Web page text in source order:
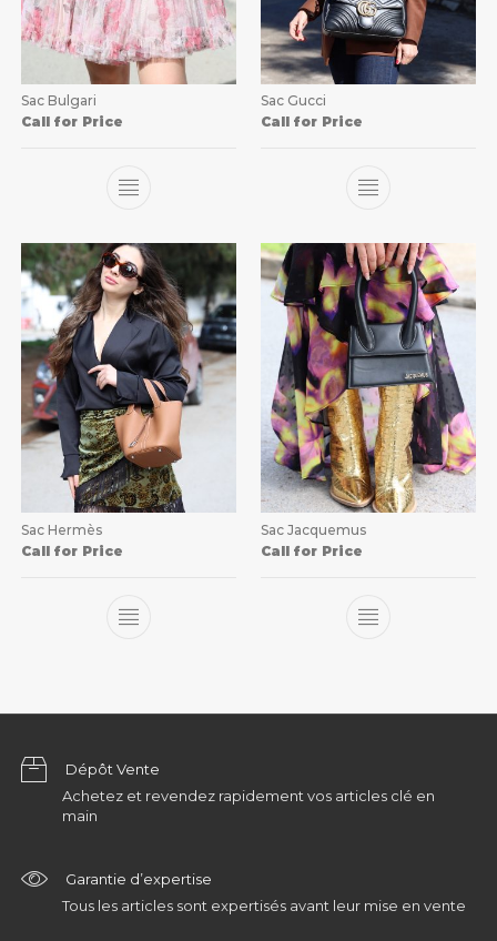
Sac Bulgari
Call for Price
Sac Gucci
Call for Price
Sac Hermès
Call for Price
Sac Jacquemus
Call for Price
Dépôt Vente
Achetez et revendez rapidement vos articles clé en
main
Garantie d’expertise
Tous les articles sont expertisés avant leur mise en vente